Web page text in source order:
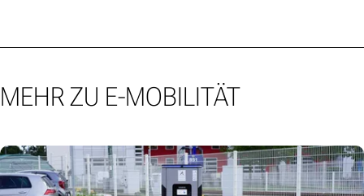
MEHR ZU E-MOBILITÄT